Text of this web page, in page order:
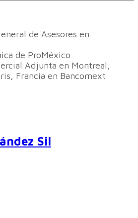
de Asesores en
de ProMéxico
Adjunta en Montreal,
Francia en Bancomext
Sil